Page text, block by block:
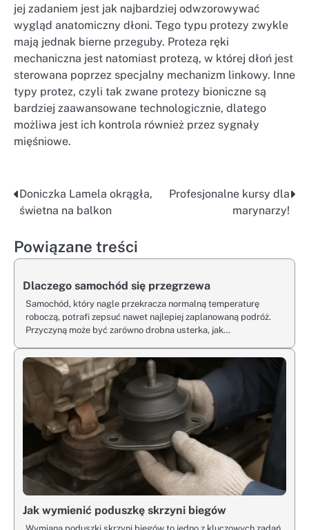
jej zadaniem jest jak najbardziej odwzorowywać
wygląd anatomiczny dłoni. Tego typu protezy zwykle
mają jednak bierne przeguby. Proteza ręki
mechaniczna jest natomiast protezą, w której dłoń jest
sterowana poprzez specjalny mechanizm linkowy. Inne
typy protez, czyli tak zwane protezy bioniczne są
bardziej zaawansowane technologicznie, dlatego
możliwa jest ich kontrola również przez sygnały
mięśniowe.
Nawigacja
Doniczka Lamela okrągła,
świetna na balkon
Profesjonalne kursy dla
marynarzy!
Powiązane treści
Dlaczego samochód się przegrzewa
Samochód, który nagle przekracza normalną temperaturę
roboczą, potrafi zepsuć nawet najlepiej zaplanowaną podróż.
Przyczyną może być zarówno drobna usterka, jak…
Jak wymienić poduszkę skrzyni biegów